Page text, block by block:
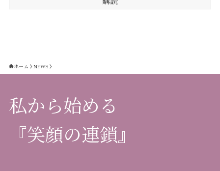
ホーム NEWS
私から始める
『笑顔の連鎖』